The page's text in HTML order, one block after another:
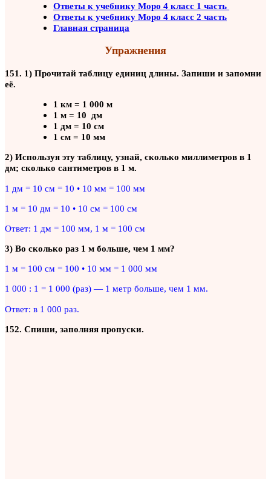
Ответы к учебнику Моро 4 класс 1 часть
Ответы к учебнику Моро 4 класс 2 часть
Главная страница
Упражнения
151. 1) Прочитай таблицу единиц длины. Запиши и запомни
её.
1 км = 1 000 м
1 м = 10 дм
1 дм = 10 см
1 см = 10 мм
2) Используя эту таблицу, узнай, сколько миллиметров в 1
дм; сколько сантиметров в 1 м.
1 дм = 10 см = 10 • 10 мм = 100 мм
1 м = 10 дм = 10 • 10 см = 100 см
Ответ: 1 дм = 100 мм, 1 м = 100 см
3) Во сколько раз 1 м больше, чем 1 мм?
1 м = 100 см = 100 • 10 мм = 1 000 мм
1 000 : 1 = 1 000 (раз) — 1 метр больше, чем 1 мм.
Ответ: в 1 000 раз.
152. Спиши, заполняя пропуски.